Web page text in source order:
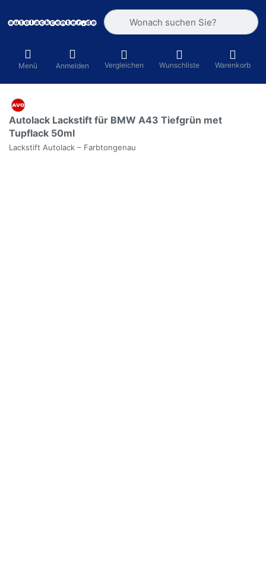
Geben Sie einen Suchbegriff ein.
Menü Anmelden Vergleichen Wunschliste Warenkorb
Autolack Lackstift für BMW A43 Tiefgrün met
Tupflack 50ml
Lackstift Autolack – Farbtongenau